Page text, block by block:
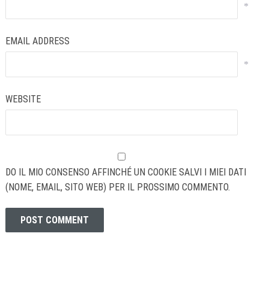
*
EMAIL ADDRESS
*
WEBSITE
DO IL MIO CONSENSO AFFINCHÉ UN COOKIE SALVI I MIEI DATI
(NOME, EMAIL, SITO WEB) PER IL PROSSIMO COMMENTO.